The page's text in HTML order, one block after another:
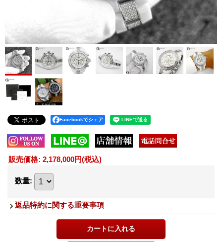
Facebookでシェア
販売価格: 2,178,000円(税込)
数量:
返品特約に関する重要事項